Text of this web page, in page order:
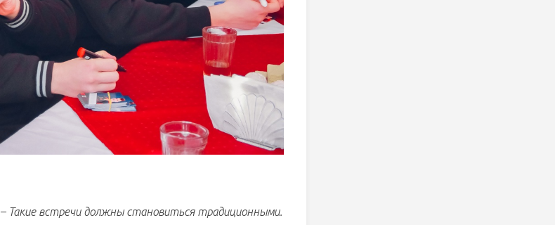
– Такие встречи должны становиться традиционными.